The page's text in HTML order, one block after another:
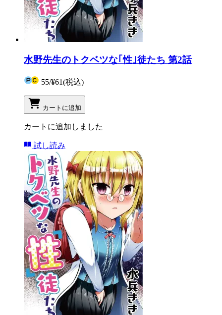
水野先生のトクベツな｢性｣徒たち 第2話
55/¥61(税込)
カートに追加
カートに追加しました
試し読み